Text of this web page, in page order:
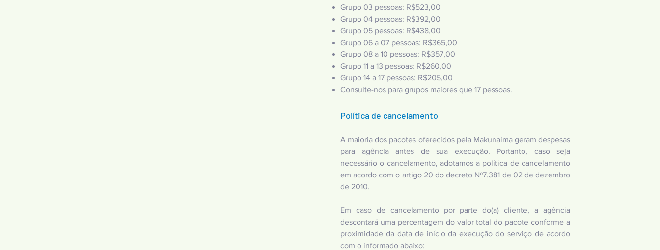
Grupo 03 pessoas: R$523,00
Grupo 04 pessoas: R$392,00
Grupo 05 pessoas: R$438,00
Grupo 06 a 07 pessoas: R$365,00
Grupo 08 a 10 pessoas: R$357,00
Grupo 11 a 13 pessoas: R$260,00
Grupo 14 a 17 pessoas: R$205,00
Consulte-nos para grupos maiores que 17 pessoas.
Política de cancelamento
A maioria dos pacotes oferecidos pela Makunaima geram despesas
para agência antes de sua execução. Portanto, caso seja
necessário o cancelamento, adotamos a política de cancelamento
em acordo com o artigo 20 do decreto Nº7.381 de 02 de dezembro
de 2010.
Em caso de cancelamento por parte do(a) cliente, a agência
descontará uma percentagem do valor total do pacote conforme a
proximidade da data de início da execução do serviço de acordo
com o informado abaixo: